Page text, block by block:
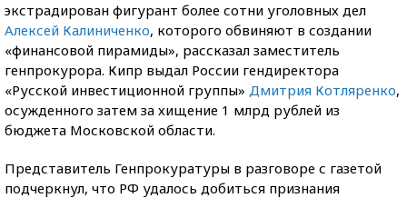
экстрадирован фигурант более сотни уголовных дел
Алексей Калиниченко, которого обвиняют в создании
«финансовой пирамиды», рассказал заместитель
генпрокурора. Кипр выдал России гендиректора
«Русской инвестиционной группы» Дмитрия Котляренко,
осужденного затем за хищение 1 млрд рублей из
бюджета Московской области.
Представитель Генпрокуратуры в разговоре с газетой
подчеркнул, что РФ удалось добиться признания